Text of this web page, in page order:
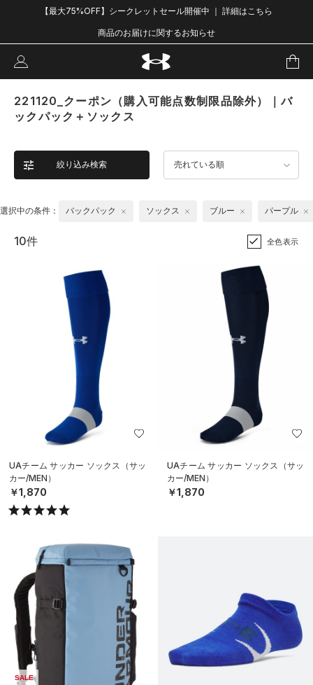
【最大75%OFF】シークレットセール開催中 ｜ 詳細はこちら
商品のお届けに関するお知らせ
221120_クーポン（購入可能点数制限品除外）｜バ
ックパック＋ソックス
絞り込み検索 売れている順
選択中の条件： バックパック ソックス ブルー パープル
10件 全色表示
UAチーム サッカー ソックス（サッ
カー/MEN）
￥1,870
UAチーム サッカー ソックス（サッ
カー/MEN）
￥1,870
SALE